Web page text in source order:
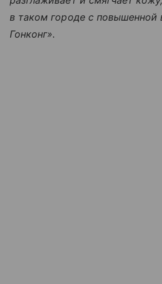
в таком городе с повышенной
Гонконг».